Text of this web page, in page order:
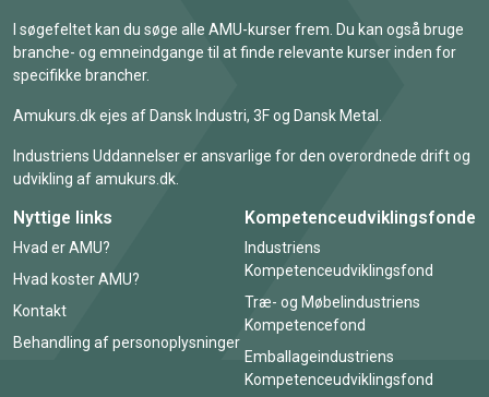
I søgefeltet kan du søge alle AMU-kurser frem. Du kan også bruge
branche- og emneindgange til at finde relevante kurser inden for
specifikke brancher.
Amukurs.dk ejes af Dansk Industri, 3F og Dansk Metal.
Industriens Uddannelser er ansvarlige for den overordnede drift og
udvikling af amukurs.dk.
Nyttige links
Hvad er AMU?
Hvad koster AMU?
Kontakt
Behandling af personoplysninger
Kompetenceudviklingsfonde
Industriens
Kompetenceudviklingsfond
Træ- og Møbelindustriens
Kompetencefond
Emballageindustriens
Kompetenceudviklingsfond